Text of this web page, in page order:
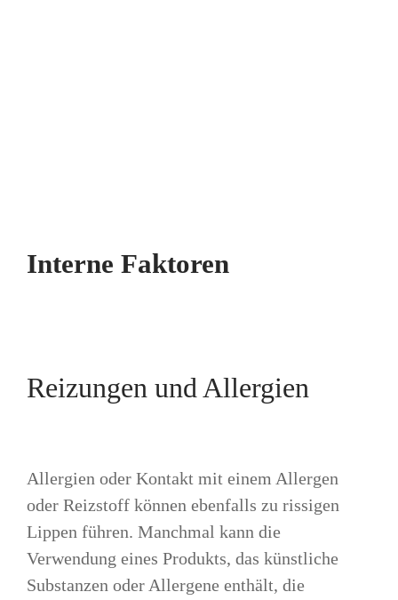
Interne Faktoren
Reizungen und Allergien
Allergien oder Kontakt mit einem Allergen
oder Reizstoff können ebenfalls zu rissigen
Lippen führen. Manchmal kann die
Verwendung eines Produkts, das künstliche
Substanzen oder Allergene enthält, die